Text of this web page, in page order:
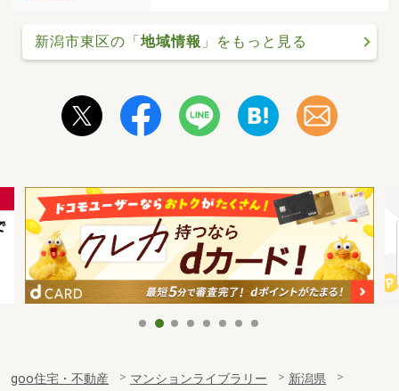
新潟市東区の「地域情報 」をもっと見る
goo住宅・不動産 マンションライブラリー
新潟県